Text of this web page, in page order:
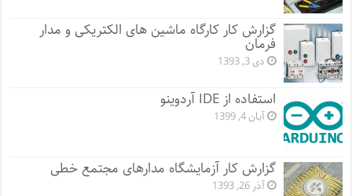
گزارش کار کارگاه ماشین های الکتریکی و مدار
فرمان
دی 3, 1393
استفاده از IDE آردوینو
آبان 4, 1399
گزارش کار آزمایشگاه مدارهای مجتمع خطی
آذر 26, 1393